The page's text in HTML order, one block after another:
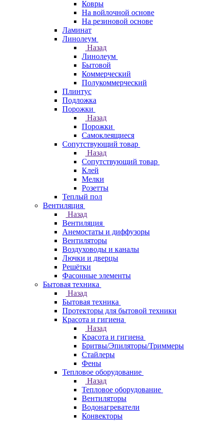
Ковры
На войлочной основе
На резиновой основе
Ламинат
Линолеум
Назад
Линолеум
Бытовой
Коммерческий
Полукоммерческий
Плинтус
Подложка
Порожки
Назад
Порожки
Самоклеящиеся
Сопутствующий товар
Назад
Сопутствующий товар
Клей
Мелки
Розетты
Теплый пол
Вентиляция
Назад
Вентиляция
Анемостаты и диффузоры
Вентиляторы
Воздуховоды и каналы
Лючки и дверцы
Решётки
Фасонные элементы
Бытовая техника
Назад
Бытовая техника
Протекторы для бытовой техники
Красота и гигиена
Назад
Красота и гигиена
Бритвы/Эпиляторы/Триммеры
Стайлеры
Фены
Тепловое оборудование
Назад
Тепловое оборудование
Вентиляторы
Водонагреватели
Конвекторы